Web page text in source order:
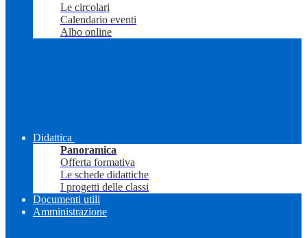
Le circolari
Calendario eventi
Albo online
Didattica
Panoramica
Offerta formativa
Le schede didattiche
I progetti delle classi
Documenti utili
Amministrazione